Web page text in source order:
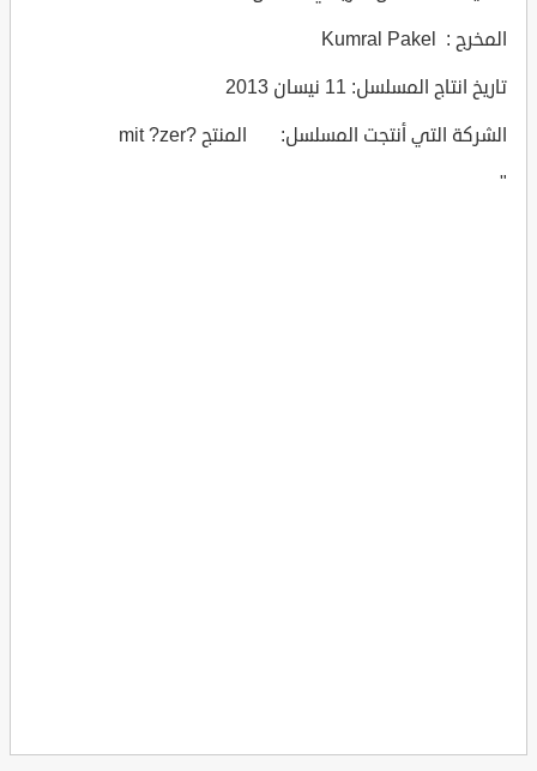
المخرج : Kumral Pakel
تاريخ انتاج المسلسل: 11 نيسان 2013
الشركة التي أنتجت المسلسل: المنتج ?mit ?zer
"